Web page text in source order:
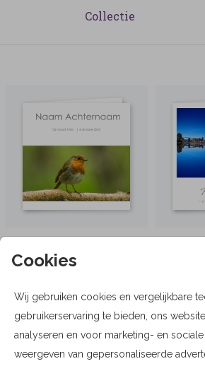
Cookies
Wij gebruiken cookies en vergelijkbare
gebruikerservaring te bieden, ons
analyseren en voor marketing- en
weergeven van gepersonaliseerde
Collectie